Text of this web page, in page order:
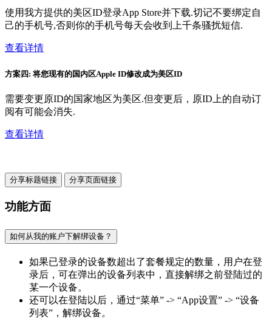
使用我方提供的美区ID登录App Store并下载.切记不要绑定自
己的手机号,否则你的手机号每天会收到上千条骚扰短信.
查看详情
方案四: 将您现有的国内区Apple ID修改成为美区ID
需要变更原ID的国家地区为美区.但变更后，原ID上的自动订
阅有可能会消失.
查看详情
分享标题链接 分享页面链接
功能方面
如何从我的账户下解绑设备？
如果已登录的设备数超出了套餐规定的数量，用户在登
录后，可在弹出的设备列表中，直接解绑之前登陆过的
某一个设备。
还可以在登陆以后，通过“菜单” -> “App设置” -> “设备
列表”，解绑设备。